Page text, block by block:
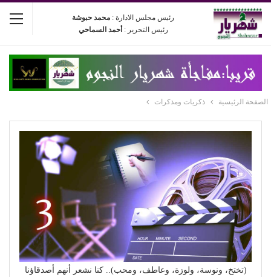
رئيس مجلس الادارة : محمد حبوشة
رئيس التحرير : أحمد السماحي
الصفحة الرئيسية ذكريات ومذكرات
(تختخ، ونوسة، ولوزة، وعاطف، ومحب).. كنا نشعر أنهم أصدقاؤنا